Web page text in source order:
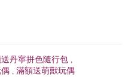
丹寧拼色隨行包 ,
, 滿額送萌獸玩偶